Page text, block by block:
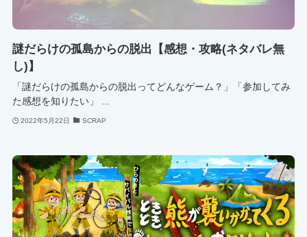
謎だらけの孤島からの脱出【感想・攻略(ネタバレ無
し)】
「謎だらけの孤島からの脱出ってどんなゲーム？」「参加してみ
た感想を知りたい」 ...
2022年5月22日 SCRAP